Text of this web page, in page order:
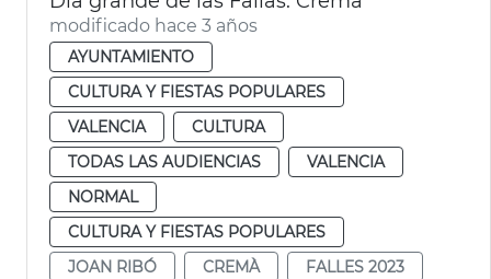
modificado hace 3 años
AYUNTAMIENTO
CULTURA Y FIESTAS POPULARES
VALENCIA
CULTURA
TODAS LAS AUDIENCIAS
VALENCIA
NORMAL
CULTURA Y FIESTAS POPULARES
JOAN RIBÓ
CREMÀ FALLES 2023